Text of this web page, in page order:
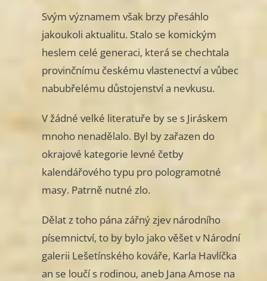
Svým významem však brzy přesáhlo
jakoukoli aktualitu. Stalo se komickým
heslem celé generaci, která se chechtala
provinčnímu českému vlastenectví a vůbec
nabubřelému důstojenství a nevkusu.
V žádné velké literatuře by se s Jiráskem
mnoho nenadělalo. Byl by zařazen do
okrajové kategorie levné četby
kalendářového typu pro pologramotné
masy. Patrně nutné zlo.
Dělat z toho pána zářný zjev národního
písemnictví, to by bylo jako věšet v Národní
galerii Lešetínského kováře, Karla Havlíčka
an se loučí s rodinou, aneb Jana Amose na